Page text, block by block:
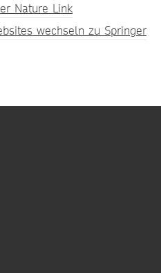
Nature Link
wechseln zu Springer